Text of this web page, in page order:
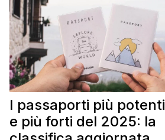
I passaporti più potenti
e più forti del 2025: la